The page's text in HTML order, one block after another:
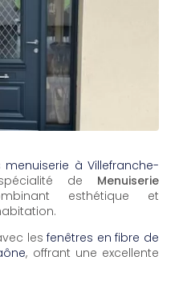
à Villefranche-
de Menuiserie
esthétique et
lesfenêtres en fibre de
, offrant une excellente